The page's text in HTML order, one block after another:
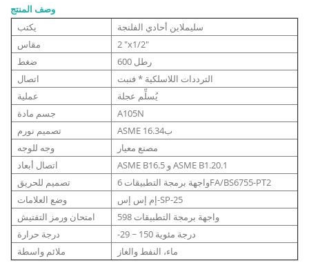
وصف المنتج
يكتب
سليملاين أحادي الفلنجة
مقاس
2 "x1/2"
ضغط
600 رطل
اتصال
الترددات اللاسلكية * فنبت
عملية
يُسلِّم عجلة
جسم مادة
A105N
تصميم نورم
ASME ب16.34
وجه للوجه
مصنع معيار
اتصال أبعاد
ASME B16.5 و ASME B1.20.1
تصميم للحريق
واجهة برمجة التطبيقات 6FA/BS6755-PT2
وضع العلامات
إم إس إس-SP-25
امتحان ورمز التفتيش
واجهة برمجة التطبيقات 598
درجة حرارة
-29 ~ 150 درجة مئوية
ملائم واسطة
ماء، النفط والغاز